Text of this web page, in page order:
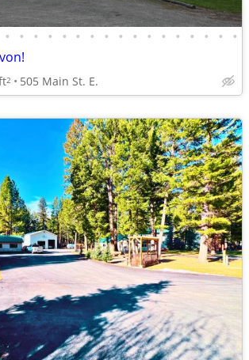
• • • • • • • • • • • • • • • • •
2 505 Main St. E.